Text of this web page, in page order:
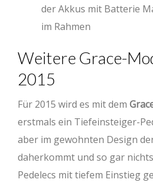
der Akkus mit Batterie
im Rahmen
Weitere Grace-
2015
Für 2015 wird es mit dem
erstmals ein Tiefeinsteiger-
aber im gewohnten Design
daherkommt und so gar
Pedelecs mit tiefem Einstieg